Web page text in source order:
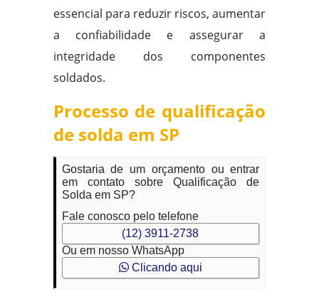
essencial para reduzir riscos, aumentar
a confiabilidade e assegurar a
integridade dos componentes
soldados.
Processo de qualificação
de solda em SP
Gostaria de um orçamento ou entrar
em contato sobre Qualificação de
Solda em SP?
Fale conosco pelo telefone
(12) 3911-2738
Ou em nosso WhatsApp
Clicando aqui